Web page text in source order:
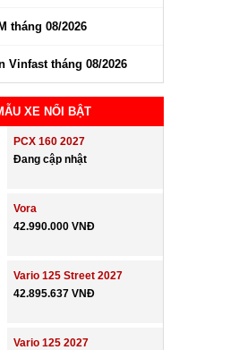
tháng 08/2026
Vinfast tháng 08/2026
XE NỔI BẬT
PCX 160 2027
Đang cập nhật
Vora
42.990.000 VNĐ
Vario 125 Street 2027
42.895.637 VNĐ
Vario 125 2027